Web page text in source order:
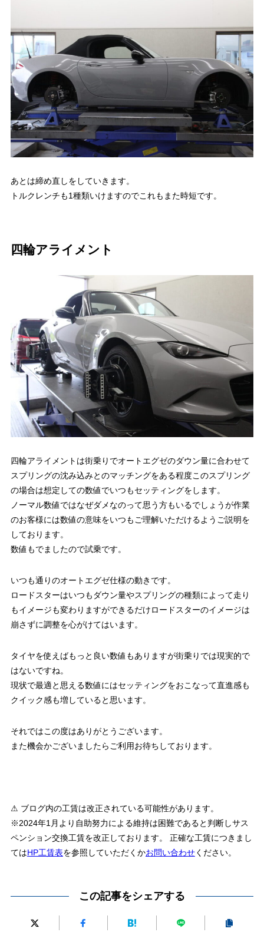
あとは締め直しをしていきます。
トルクレンチも1種類いけますのでこれもまた時短です。
四輪アライメント
四輪アライメントは街乗りでオートエグゼのダウン量に合わせて
スプリングの沈み込みとのマッチングをある程度このスプリング
の場合は想定しての数値でいつもセッティングをします。
ノーマル数値ではなぜダメなのって思う方もいるでしょうが作業
のお客様には数値の意味をいつもご理解いただけるようご説明を
しております。
数値もでましたので試乗です。
いつも通りのオートエグゼ仕様の動きです。
ロードスターはいつもダウン量やスプリングの種類によって走り
もイメージも変わりますができるだけロードスターのイメージは
崩さずに調整を心がけてはいます。
タイヤを使えばもっと良い数値もありますが街乗りでは現実的で
はないですね。
現状で最適と思える数値にはセッティングをおこなって直進感も
クイック感も増していると思います。
それではこの度はありがとうございます。
また機会かございましたらご利用お待ちしております。
⚠ ブログ内の工賃は改正されている可能性があります。
※2024年1月より自助努力による維持は困難であると判断しサス
ペンション交換工賃を改正しております。 正確な工賃につきまし
てはHP工賃表を参照していただくかお問い合わせください。
この記事をシェアする